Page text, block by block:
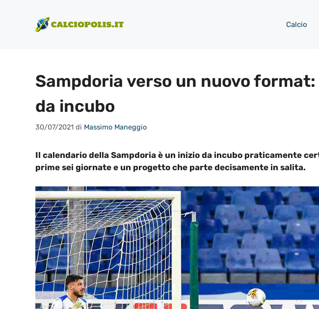
contenuto
Calcio
Sampdoria verso un nuovo
da incubo
30/07/2021 di Massimo Maneggio
Il calendario della Sampdoria è un inizio da incubo praticamente
prime sei giornate e un progetto che parte decisamente in salita.